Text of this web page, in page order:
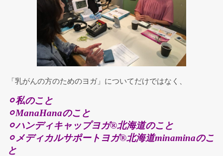
現在満席 【月謝制】月２回コー
*YogArt*
脳と身体を休めるヨガ
「乳がんの方のためのヨガ」についてだけではなく、
⚪︎私のこと
⚪︎ManaHanaのこと
⚪︎ハンディキャップヨガ®︎北海道のこと
⚪︎メディカルサポートヨガ®︎北海道minaminaのこ
と